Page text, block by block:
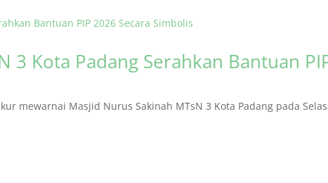
3 Kota Padang Serahkan Bantuan
mewarnai Masjid Nurus Sakinah MTsN 3 Kota Padang pada